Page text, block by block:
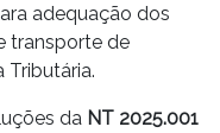
adequação dos
transporte de
Tributária.
da NT 2025.001